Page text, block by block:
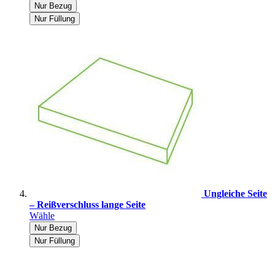
Nur Bezug
Nur Füllung
Ungleiche Seite
– Reißverschluss lange Seite
Wähle
Nur Bezug
Nur Füllung